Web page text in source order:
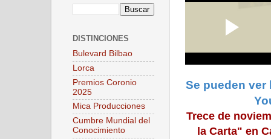
Se pueden ver
Trece de
la Carta" en
DISTINCIONES
Bulevard Bilbao
Lorca
Premios Coronio
2025
Mica Producciones
Cumbre Mundial del
Conocimiento